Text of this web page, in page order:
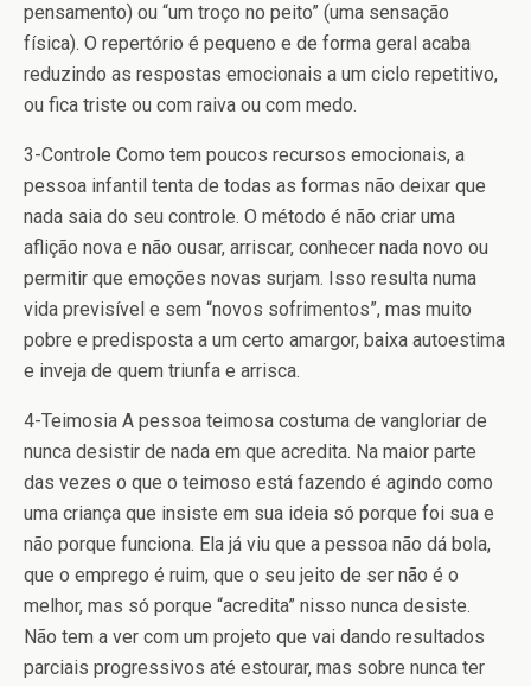
pensamento) ou “um troço no peito” (uma sensação
física). O repertório é pequeno e de forma geral acaba
reduzindo as respostas emocionais a um ciclo repetitivo,
ou fica triste ou com raiva ou com medo.
3-Controle Como tem poucos recursos emocionais, a
pessoa infantil tenta de todas as formas não deixar que
nada saia do seu controle. O método é não criar uma
aflição nova e não ousar, arriscar, conhecer nada novo ou
permitir que emoções novas surjam. Isso resulta numa
vida previsível e sem “novos sofrimentos”, mas muito
pobre e predisposta a um certo amargor, baixa autoestima
e inveja de quem triunfa e arrisca.
4-Teimosia A pessoa teimosa costuma de vangloriar de
nunca desistir de nada em que acredita. Na maior parte
das vezes o que o teimoso está fazendo é agindo como
uma criança que insiste em sua ideia só porque foi sua e
não porque funciona. Ela já viu que a pessoa não dá bola,
que o emprego é ruim, que o seu jeito de ser não é o
melhor, mas só porque “acredita” nisso nunca desiste.
Não tem a ver com um projeto que vai dando resultados
parciais progressivos até estourar, mas sobre nunca ter